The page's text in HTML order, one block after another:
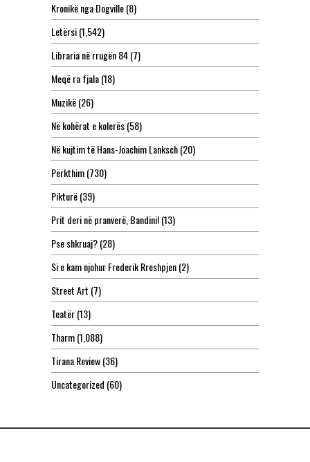
Kronikë nga Dogville(8)
Letërsi(1,542)
Libraria në rrugën 84(7)
Meqë ra fjala(18)
Muzikë(26)
Në kohërat e kolerës(58)
Në kujtim të Hans-Joachim Lanksch(20)
Përkthim(730)
Pikturë(39)
Prit deri në pranverë, Bandini!(13)
Pse shkruaj?(28)
Si e kam njohur Frederik Rreshpjen(2)
Street Art (7)
Teatër(13)
Tharm(1,088)
Tirana Review(36)
Uncategorized (60)